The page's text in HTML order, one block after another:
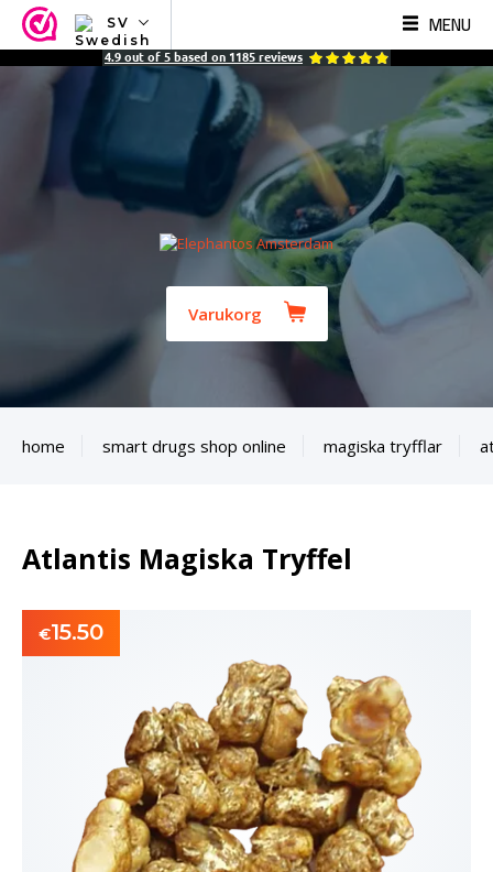
SV
NL
ES
MENU
4.9 out of 5 based on 1185 reviews
Varukorg
home smart drugs shop online magiska tryfflar
Atlantis Magiska Tryffel
€15.50